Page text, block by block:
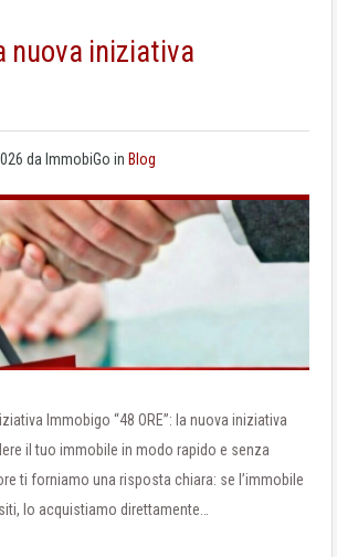
nuova iniziativa
da ImmobiGo in Blog
Immobigo “48 ORE”: la nuova iniziativa
il tuo immobile in modo rapido e senza
ti forniamo una risposta chiara: se l’immobile
lo acquistiamo direttamente…